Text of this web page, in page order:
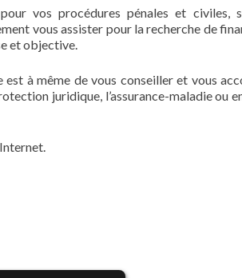
vos procédures pénales et civiles,
vous assister pour la recherche de
et objective.
à même de vous conseiller et vous
juridique, l’assurance-maladie ou